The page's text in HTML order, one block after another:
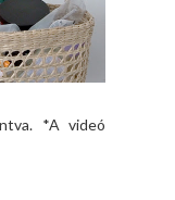
*A videó